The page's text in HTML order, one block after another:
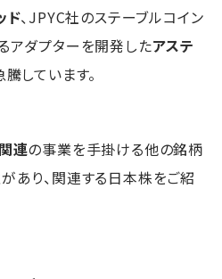
ド、JPYC社のステーブルコイン
アダプターを開発したアステ
しています。
連の事業を手掛ける他の銘柄
あり、関連する日本株をご紹